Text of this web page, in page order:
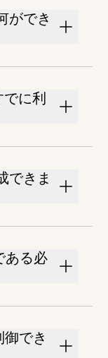
ができ
に利
できま
ある必
でき